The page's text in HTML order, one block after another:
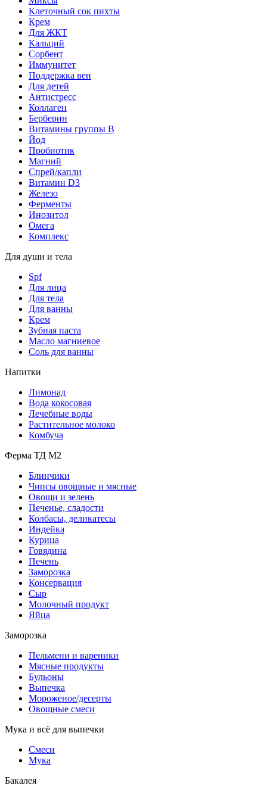
Клеточный сок пихты
Крем
Для ЖКТ
Кальций
Сорбент
Иммунитет
Поддержка вен
Для детей
Антистресс
Коллаген
Берберин
Витамины группы B
Йод
Пробиотик
Магний
Спрей/капли
Витамин D3
Железо
Ферменты
Инозитол
Омега
Комплекс
Для души и тела
Spf
Для лица
Для тела
Для ванны
Крем
Зубная паста
Масло магниевое
Соль для ванны
Напитки
Лимонад
Вода кокосовая
Лечебные воды
Растительное молоко
Комбуча
Ферма ТД М2
Блинчики
Чипсы овощные и мясные
Овощи и зелень
Печенье, сладости
Колбасы, деликатесы
Индейка
Курица
Говядина
Печень
Заморозка
Консервация
Сыр
Молочный продукт
Яйца
Заморозка
Пельмени и вареники
Мясные продукты
Бульоны
Выпечка
Мороженое/десерты
Овощные смеси
Мука и всё для выпечки
Смеси
Мука
Бакалея